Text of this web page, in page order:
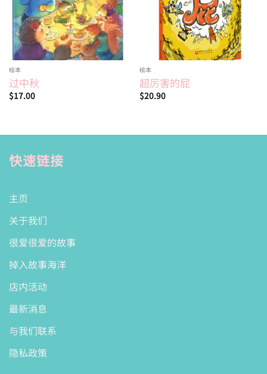
绘本
过中秋
$17.00
绘本
超厉害的屁
$20.90
快速链接
主页
关于我们
很爱很爱的故事
掉入故事海洋
店内活动
最新消息
与我们联系
隐私政策